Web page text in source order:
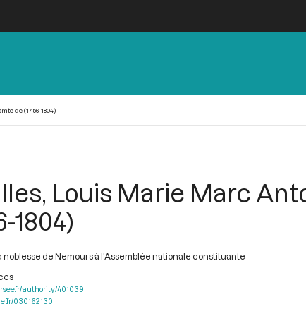
de (1756-1804)
Louis Marie Marc
1804)
noblesse de Nemours à l'Assemblée nationale constituante
authority/401039
030162130